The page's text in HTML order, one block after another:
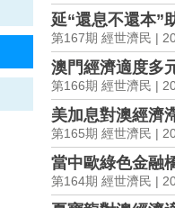
延“還息不還本”
第167期 經世濟民 |
澳門經濟適度多
第166期 經世濟民 |
美加息對澳經濟
第165期 經世濟民 |
當中歐綠色金融
第164期 經世濟民 |